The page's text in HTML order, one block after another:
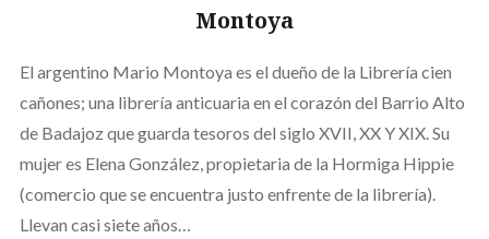
Montoya
El argentino Mario Montoya es el dueño de la Librería cien
cañones; una librería anticuaria en el corazón del Barrio Alto
de Badajoz que guarda tesoros del siglo XVII, XX Y XIX. Su
mujer es Elena González, propietaria de la Hormiga Hippie
(comercio que se encuentra justo enfrente de la librería).
Llevan casi siete años…